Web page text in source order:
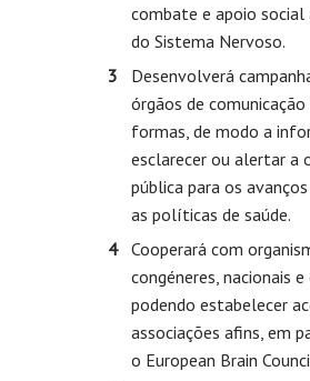
combate e apoio social
do Sistema Nervoso.
Desenvolverá
órgãos de
formas, de modo a
esclarecer ou alertar a
pública para os
as políticas de saúde.
Cooperará com
congéneres, nacionais e
podendo estabelecer
associações afins, em
o European Brain